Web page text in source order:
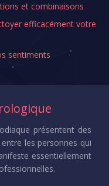
et combinaisons
efficacement votre
sentiments
présentent des
les personnes qui
essentiellement